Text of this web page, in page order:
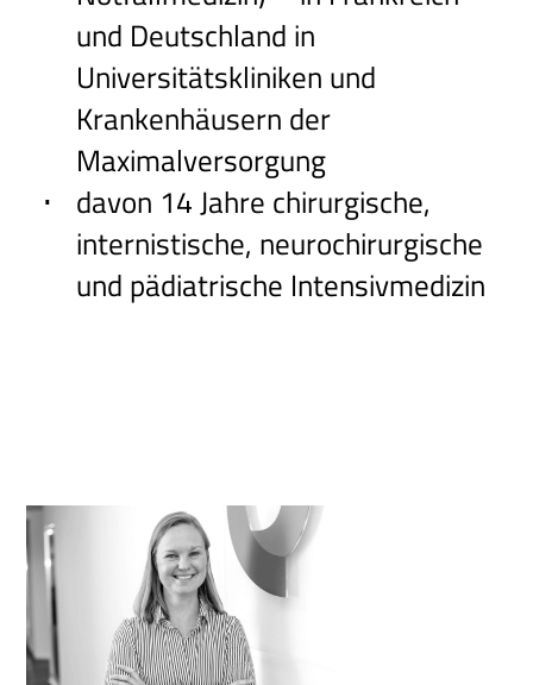
und Deutschland in
Universitätskliniken und
Krankenhäusern der
Maximalversorgung
davon 14 Jahre chirurgische,
internistische, neurochirurgische
und pädiatrische Intensivmedizin